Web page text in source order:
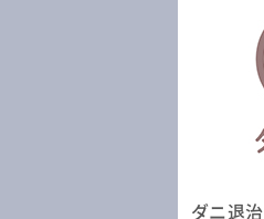
ダニ退治